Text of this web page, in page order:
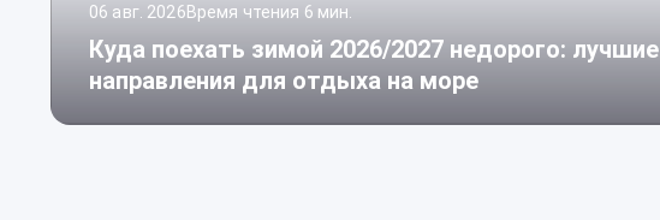
06 авг. 2026Время чтения 6 мин.
Куда поехать зимой 2026/2027 недорого: лучшие
направления для отдыха на море